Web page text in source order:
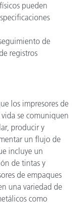
pueden
de
registros
los impresores de
se comuniquen
producir y
un flujo de
incluye un
de tintas y
de empaques
una variedad de
como